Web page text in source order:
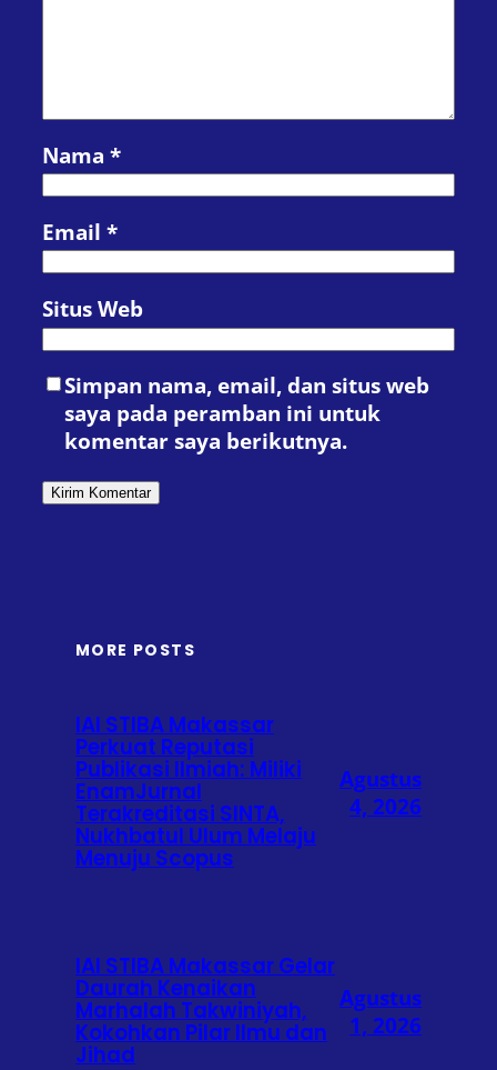
Nama *
Email *
Situs Web
Simpan nama, email, dan situs web
saya pada peramban ini untuk
komentar saya berikutnya.
MORE POSTS
IAI STIBA Makassar
Perkuat Reputasi
Publikasi Ilmiah: Miliki
EnamJurnal
Terakreditasi SINTA,
Nukhbatul Ulum Melaju
Menuju Scopus
Agustus
4, 2026
IAI STIBA Makassar Gelar
Daurah Kenaikan
Marhalah Takwiniyah,
Kokohkan Pilar Ilmu dan
Jihad
Agustus
1, 2026